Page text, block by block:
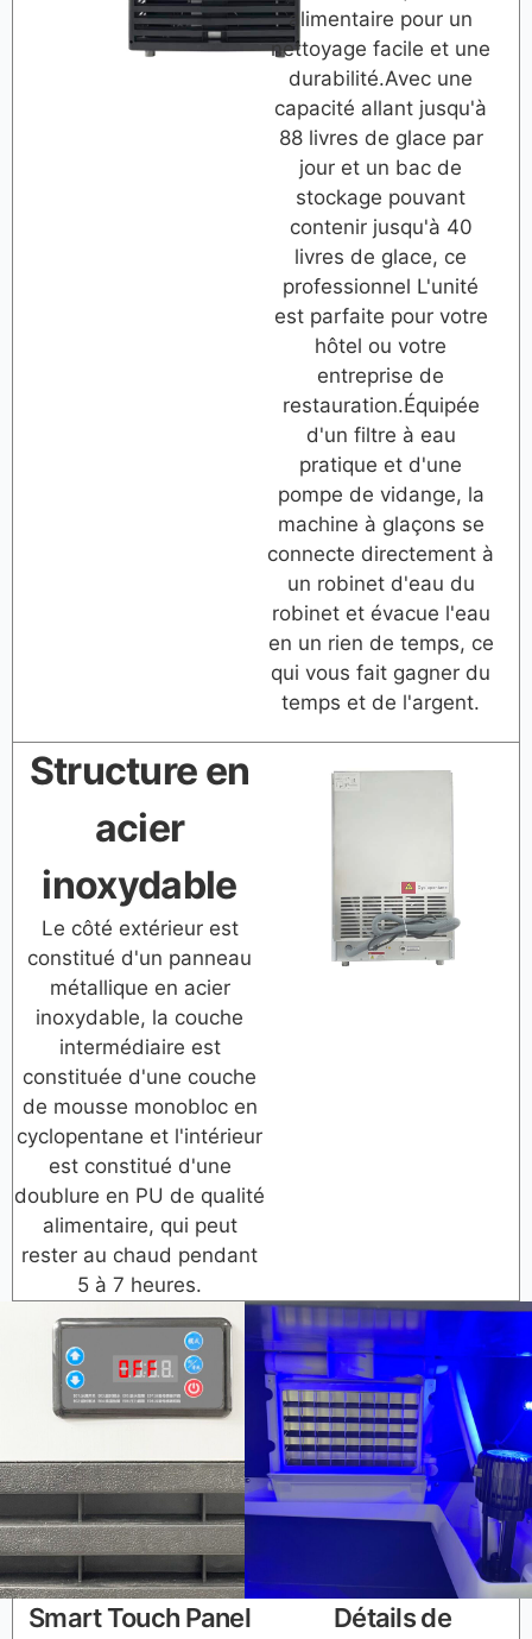
alimentaire pour un
nettoyage facile et une
durabilité.Avec une
capacité allant jusqu'à
88 livres de glace par
jour et un bac de
stockage pouvant
contenir jusqu'à 40
livres de glace, ce
professionnel L'unité
est parfaite pour votre
hôtel ou votre
entreprise de
restauration.Équipée
d'un filtre à eau
pratique et d'une
pompe de vidange, la
machine à glaçons se
connecte directement à
un robinet d'eau du
robinet et évacue l'eau
en un rien de temps, ce
qui vous fait gagner du
temps et de l'argent.
Structure en
acier
inoxydable
Le côté extérieur est
constitué d'un panneau
métallique en acier
inoxydable, la couche
intermédiaire est
constituée d'une couche
de mousse monobloc en
cyclopentane et l'intérieur
est constitué d'une
doublure en PU de qualité
alimentaire, qui peut
rester au chaud pendant
5 à 7 heures.
Smart Touch Panel
Détails de